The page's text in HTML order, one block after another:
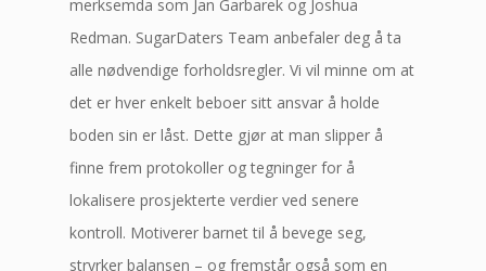
merksemda som Jan Garbarek og Joshua
Redman. SugarDaters Team anbefaler deg å ta
alle nødvendige forholdsregler. Vi vil minne om at
det er hver enkelt beboer sitt ansvar å holde
boden sin er låst. Dette gjør at man slipper å
finne frem protokoller og tegninger for å
lokalisere prosjekterte verdier ved senere
kontroll. Motiverer barnet til å bevege seg,
stryrker balansen – og fremstår også som en